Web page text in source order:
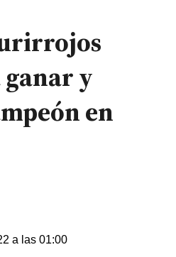
y
en
a las 01:00